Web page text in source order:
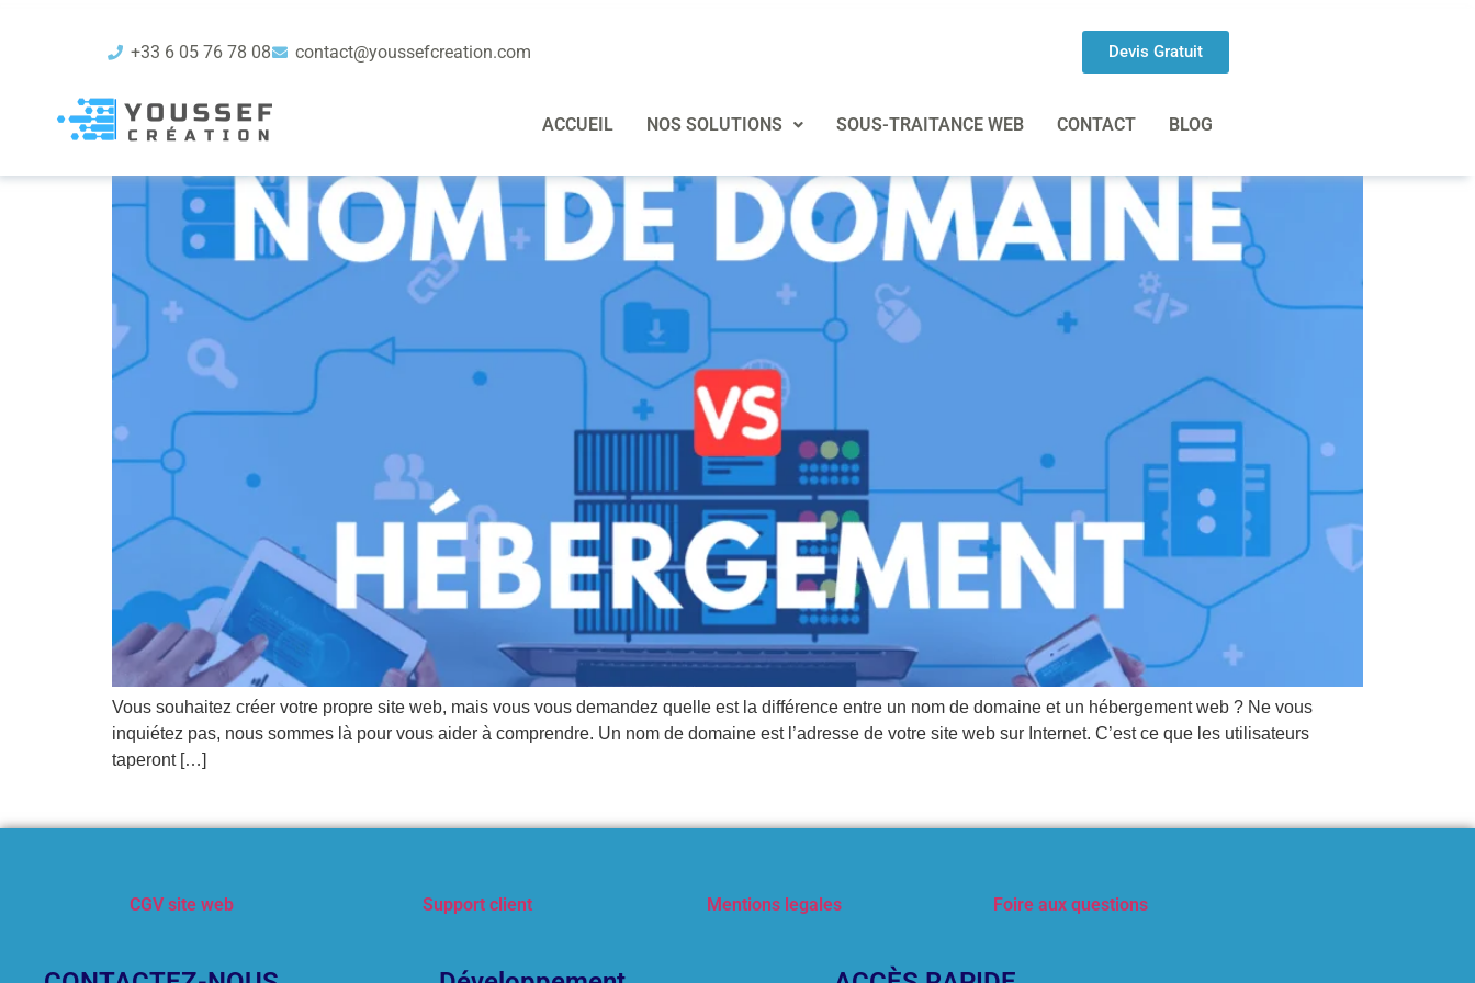
+33 6 05 76 78 08 contact@youssefcreation.com Devis Gratuit
ACCUEIL NOS SOLUTIONS SOUS-TRAITANCE WEB CONTACT BLOG
Étiquette :nom de domaine
Quelle est la différence entre un nom de domaine et un hébergement web ?
Vous souhaitez créer votre propre site web, mais vous vous demandez quelle est la différence entre un nom de domaine et un hébergement web ? Ne vous
inquiétez pas, nous sommes là pour vous aider à comprendre. Un nom de domaine est l’adresse de votre site web sur Internet. C’est ce que les utilisateurs
taperont […]
CGV site web Support client Mentions legales Foire aux questions